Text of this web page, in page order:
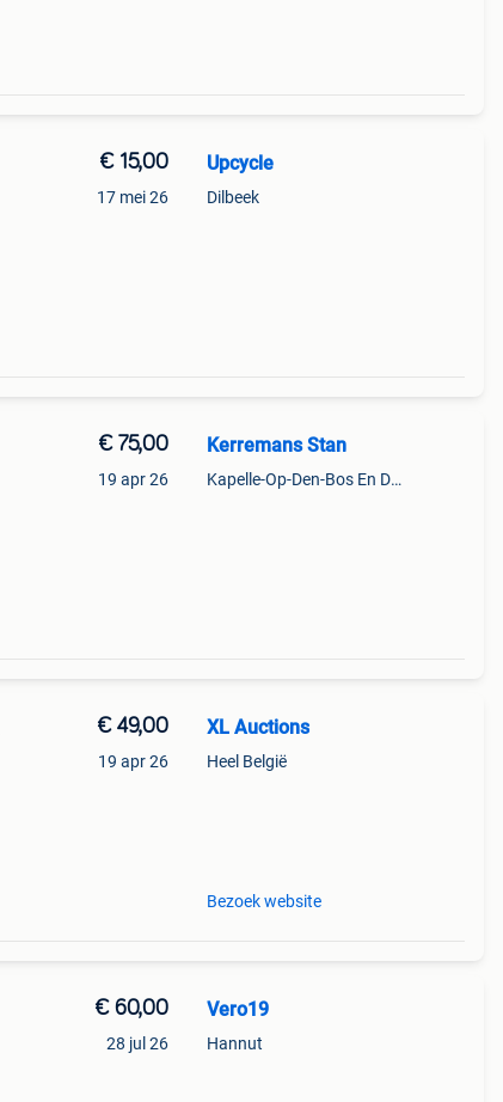
€ 15,00
17 mei 26
Upcycle
Dilbeek
€ 75,00
19 apr 26
Kerremans Stan
Kapelle-Op-Den-Bos En Deel Van Zemst
€ 49,00
19 apr 26
XL Auctions
Heel België
Bezoek website
€ 60,00
28 jul 26
Vero19
Hannut